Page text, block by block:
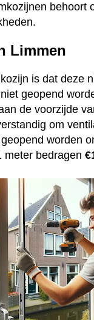
behoort
Limmen
is dat deze
geopend
de voorzijde
om
worden
meter bedragen